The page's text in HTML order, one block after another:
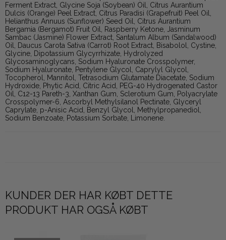
Ferment Extract, Glycine Soja (Soybean) Oil, Citrus Aurantium
Dulcis (Orange) Peel Extract, Citrus Paradisi (Grapefruit) Peel Oil,
Helianthus Annuus (Sunflower) Seed Oil, Citrus Aurantium
Bergamia (Bergamot) Fruit Oil, Raspberry Ketone, Jasminum
Sambac (Jasmine) Flower Extract, Santalum Album (Sandalwood)
Oil, Daucus Carota Sativa (Carrot) Root Extract, Bisabolol, Cystine,
Glycine, Dipotassium Glycyrrhizate, Hydrolyzed
Glycosaminoglycans, Sodium Hyaluronate Crosspolymer,
Sodium Hyaluronate, Pentylene Glycol, Caprylyl Glycol,
Tocopherol, Mannitol, Tetrasodium Glutamate Diacetate, Sodium
Hydroxide, Phytic Acid, Citric Acid, PEG-40 Hydrogenated Castor
Oil, C12-13 Pareth-3, Xanthan Gum, Sclerotium Gum, Polyacrylate
Crosspolymer-6, Ascorbyl Methylsilanol Pectinate, Glyceryl
Caprylate, p-Anisic Acid, Benzyl Glycol, Methylpropanediol,
Sodium Benzoate, Potassium Sorbate, Limonene.
KUNDER DER HAR KØBT DETTE
PRODUKT HAR OGSÅ KØBT